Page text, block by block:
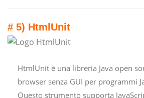
# 5) HtmlUnit
HtmlUnit è una libreria Java open
browser senza GUI per programmi
Questo strumento supporta